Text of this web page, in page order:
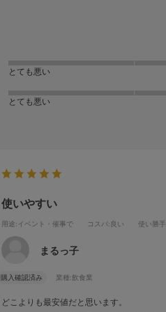
とても悪い
とても悪い
使いやすい
用途:イベント・催事で コスパ:良い 使い勝手
まるっ子
購入確認済み 業種:飲食業
どこよりも最安値だと思います。